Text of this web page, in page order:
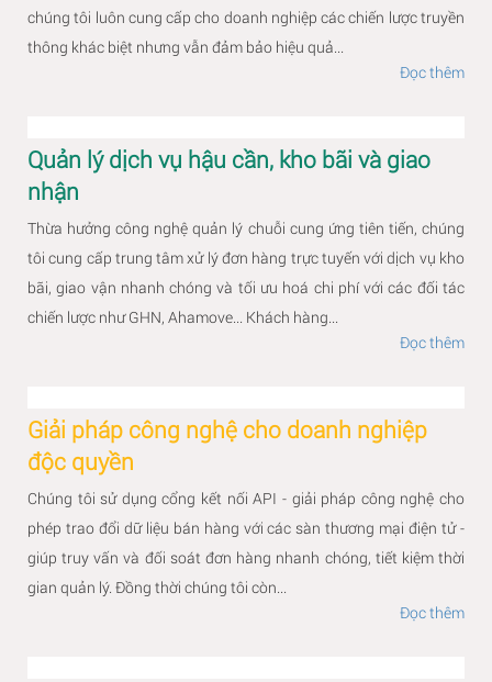
chúng tôi luôn cung cấp cho doanh nghiệp các chiến lược truyền
thông khác biệt nhưng vẫn đảm bảo hiệu quả...
Đọc thêm
Quản lý dịch vụ hậu cần, kho bãi và giao
nhận
Thừa hưởng công nghệ quản lý chuỗi cung ứng tiên tiến, chúng
tôi cung cấp trung tâm xử lý đơn hàng trực tuyến với dịch vụ kho
bãi, giao vận nhanh chóng và tối ưu hoá chi phí với các đối tác
chiến lược như GHN, Ahamove... Khách hàng...
Đọc thêm
Giải pháp công nghệ cho doanh nghiệp
độc quyền
Chúng tôi sử dụng cổng kết nối API - giải pháp công nghệ cho
phép trao đổi dữ liệu bán hàng với các sàn thương mại điện tử -
giúp truy vấn và đối soát đơn hàng nhanh chóng, tiết kiệm thời
gian quản lý. Đồng thời chúng tôi còn...
Đọc thêm